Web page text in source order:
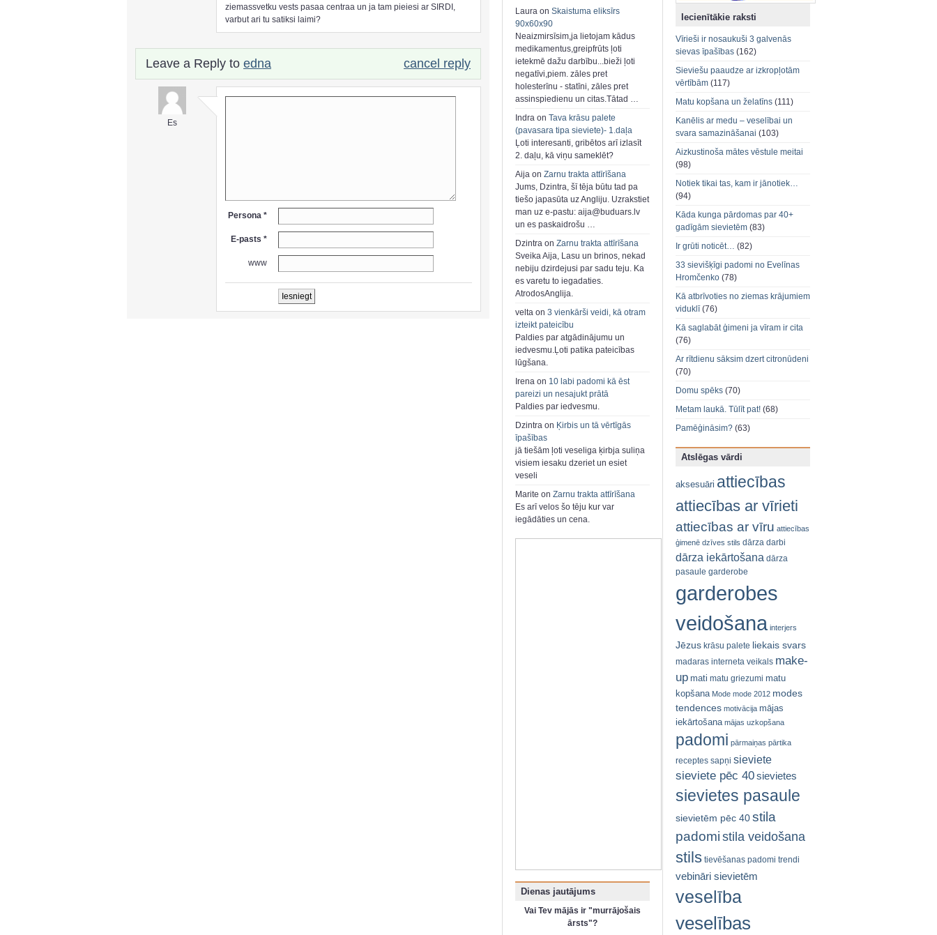
ziemassvetku vests pasaa centraa un ja tam pieiesi ar SIRDI,
varbut ari tu satiksi laimi?
Leave a Reply to edna cancel reply
Es
Persona *
E-pasts *
www
Laura on Skaistuma eliksīrs
90x60x90
Neaizmirsīsim,ja lietojam kādus
medikamentus,greipfrūts ļoti
ietekmē dažu darbību...bieži ļoti
negatīvi,piem. zāles pret
holesterīnu - statīni, zāles pret
assinspiedienu un citas.Tātad …
Indra on Tava krāsu palete
(pavasara tipa sieviete)- 1.daļa
Ļoti interesanti, gribētos arī izlasīt
2. daļu, kā viņu sameklēt?
Aija on Zarnu trakta attīrīšana
Jums, Dzintra, šī tēja būtu tad pa
tiešo japasūta uz Angliju. Uzrakstiet
man uz e-pastu: aija@buduars.lv
un es paskaidrošu …
Dzintra on Zarnu trakta attīrīšana
Sveika Aija, Lasu un brinos, nekad
nebiju dzirdejusi par sadu teju. Ka
es varetu to iegadaties.
AtrodosAnglija.
velta on 3 vienkārši veidi, kā otram
izteikt pateicību
Paldies par atgādinājumu un
iedvesmu.Ļoti patika pateicības
lūgšana.
Irena on 10 labi padomi kā ēst
pareizi un nesajukt prātā
Paldies par iedvesmu.
Dzintra on Ķirbis un tā vērtīgās
īpašības
jā tiešām ļoti veseliga ķirbja suliņa
visiem iesaku dzeriet un esiet
veseli
Marite on Zarnu trakta attīrīšana
Es arī velos šo tēju kur var
iegādāties un cena.
Dienas jautājums
Vai Tev mājās ir "murrājošais
ārsts"?
Iecienītākie raksti
Vīrieši ir nosaukuši 3 galvenās
sievas īpašības (162)
Sieviešu paaudze ar izkropļotām
vērtībām (117)
Matu kopšana un želatīns (111)
Kanēlis ar medu – veselībai un
svara samazināšanai (103)
Aizkustinoša mātes vēstule meitai
(98)
Notiek tikai tas, kam ir jānotiek…
(94)
Kāda kunga pārdomas par 40+
gadīgām sievietēm (83)
Ir grūti noticēt… (82)
33 sievišķīgi padomi no Evelīnas
Hromčenko (78)
Kā atbrīvoties no ziemas krājumiem
viduklī(76)
Kā saglabāt ģimeni ja vīram ir cita
(76)
Ar rītdienu sāksim dzert citronūdeni
(70)
Domu spēks (70)
Metam laukā. Tūlīt pat! (68)
Pamēģināsim? (63)
Atslēgas vārdi
aksesuāri attiecības
attiecības ar vīrieti
attiecības ar vīru attiecības
ģimenē dzīves stils dārza darbi
dārza iekārtošana dārza
pasaule garderobe
garderobes
veidošana interjers
Jēzus krāsu palete liekais svars
madaras interneta veikals make-
up mati matu griezumi matu
kopšana Mode mode 2012 modes
tendences motivācija mājas
iekārtošana mājas uzkopšana
padomi pārmaiņas pārtika
receptes sapņi sieviete
sieviete pēc 40sievietes
sievietes pasaule
sievietēm pēc 40stila
padomistila veidošana
stils tievēšanas padomi trendi
vebināri sievietēm
veselība
veselības